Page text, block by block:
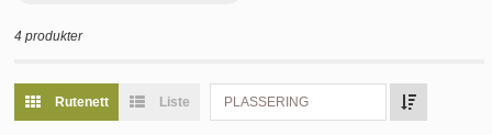
4 produkter
Rutenett Liste PLASSERING